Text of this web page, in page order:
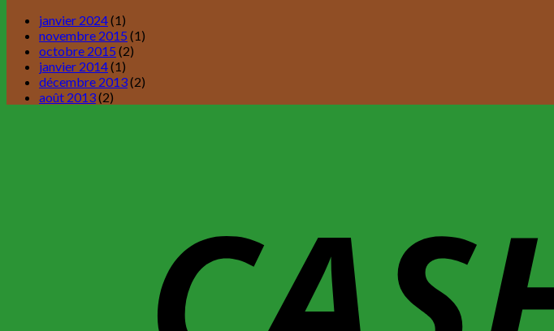
janvier 2024(1)
novembre 2015 (1)
octobre 2015 (2)
janvier 2014(1)
décembre 2013(2)
août 2013(2)